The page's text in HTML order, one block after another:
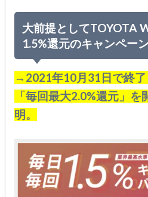
大前提としてTOYOTA
1.5%還元のキャンペー
→2021年10月31日で終
「毎回最大2.0%還元」
明。